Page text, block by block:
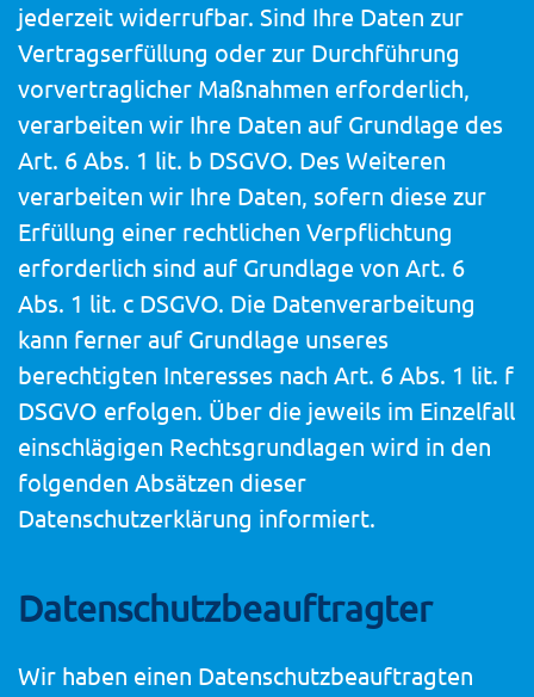
jederzeit widerrufbar. Sind Ihre Daten zur
Vertragserfüllung oder zur Durchführung
vorvertraglicher Maßnahmen erforderlich,
verarbeiten wir Ihre Daten auf Grundlage des
Art. 6 Abs. 1 lit. b DSGVO. Des Weiteren
verarbeiten wir Ihre Daten, sofern diese zur
Erfüllung einer rechtlichen Verpflichtung
erforderlich sind auf Grundlage von Art. 6
Abs. 1 lit. c DSGVO. Die Datenverarbeitung
kann ferner auf Grundlage unseres
berechtigten Interesses nach Art. 6 Abs. 1 lit. f
DSGVO erfolgen. Über die jeweils im Einzelfall
einschlägigen Rechtsgrundlagen wird in den
folgenden Absätzen dieser
Datenschutzerklärung informiert.
Datenschutz­beauftragter
Wir haben einen Datenschutzbeauftragten